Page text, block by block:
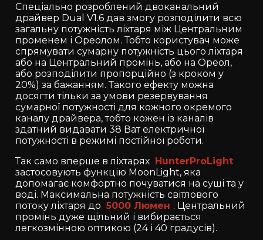
Спеціально розроблений двоканальний
драйвер Dual V1.6 дав змогу розподілити всю
загальну потужність ліхтаря між Центральним
променем і Ореолом. Тобто користувач може
спрямувати сумарну потужність цього ліхтаря
або на Центральний промінь, або на Ореол,
або розподілити пропорційно (з кроком у
20%) за бажанням. Такого ефекту можна
досягти тільки за умови резервування
сумарної потужності для кожного окремого
каналу драйвера, тобто кожен із каналів
здатний видавати 38 Ват електричної
потужності в режимі постійної роботи.
Так само вперше в ліхтарях HunterProLight
застосовують функцію MoonLight, яка
допомагає комфортно почуватися на суші та у
воді. Максимальна потужність світлового
потоку ліхтаря до 5000 Люмен . Центральний
промінь дуже щільний і вибирається
легкозмінною оптикою (24 і 40 градусів).